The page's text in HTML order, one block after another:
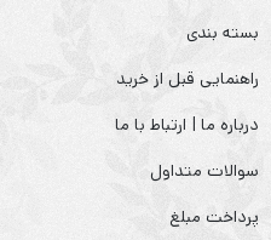
بسته بندی
راهنمایی قبل از خرید
درباره ما | ارتباط با ما
سوالات متداول
پرداخت مبلغ